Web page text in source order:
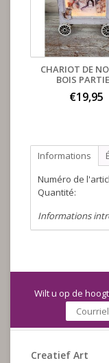
CHARIOT DE
BOIS
€19,95
Informations
Numéro de
Quantité:
Informations
Wilt u op de
Creatief Art